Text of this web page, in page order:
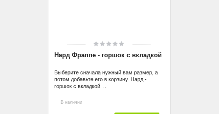
Нард Фраппе - горшок с вкладкой
Выберите сначала нужный вам размер, а
потом добавьте его в корзину. Нард -
горшок с вкладкой. ..
В наличии